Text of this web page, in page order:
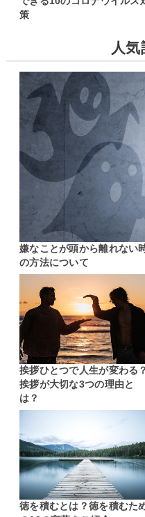
策
人
嫌なことが頭から離れない
の方法について
挨拶ひとつで人生が変わる？
挨拶が大切な3つの理由と
は？
徳を積むとは？徳を積むた